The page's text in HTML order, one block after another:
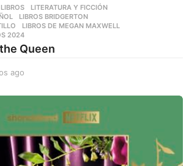
,LIBROS ,LITERATURA Y FICCIÓN
,LIBROS BRIDGERTON
,LIBROS DE MEGAN MAXWELL
2024
Queen
ago
ñ
s
o